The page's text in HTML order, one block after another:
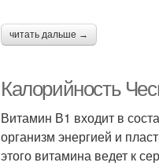
читать дальше →
Калорийность
Витамин В1 входит в
организм энергией и
этого витамина ведет к